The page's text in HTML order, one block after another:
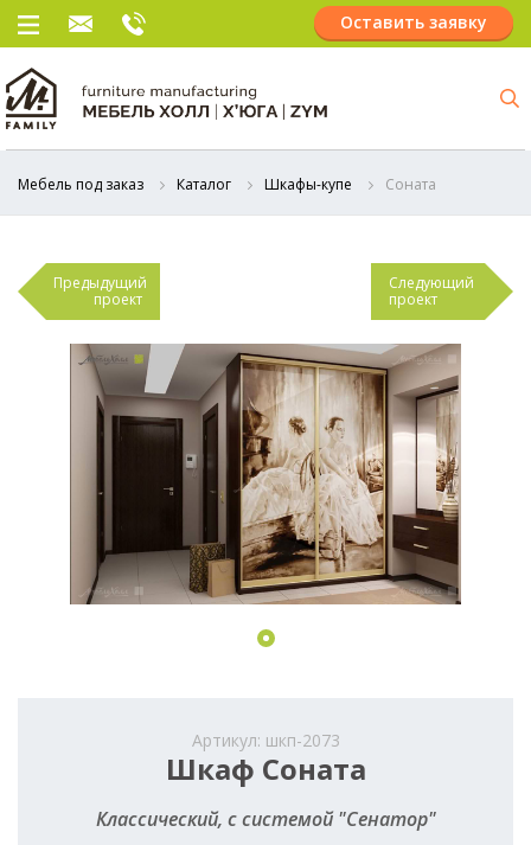
Оставить заявку
Мебель под заказ Каталог Шкафы-купе Соната
Предыдущий
проект
Следующий
проект
Артикул: шкп-2073
Шкаф Соната
Классический, с системой "Сенатор"